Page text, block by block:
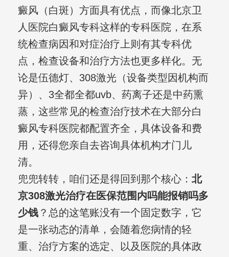
癜风（白斑）方面具有优点，而像北京卫
人医院白癜风专科这样的专科医院，在系
统检查病因和对症治疗上则有其专科优
点，检查设备和治疗方法也更多样化。无
论是伍德灯、308激光（设备类型因机构而
异）、3全都全都uvb、药离子还是中药熏
蒸，这些常见的检查治疗技术在大部分白
癜风专科医院都配置齐全，具体设备和费
用，还得您亲自去咨询具体机构才门儿
清。
兜兜转转，咱们还是得回到那个核心： 北
京308激光治疗在医保范围内吗能报销吗多
少钱？总的这笔账没有一个固定数字，它
是一张动态的清单，会随着您病情的轻
重、治疗方案的选定、以及医院的具体政